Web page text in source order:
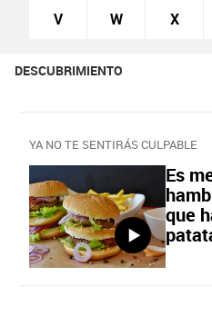
V W X
DESCUBRIMIENTO
YA NO TE SENTIRÁS CULPABLE
Es
que